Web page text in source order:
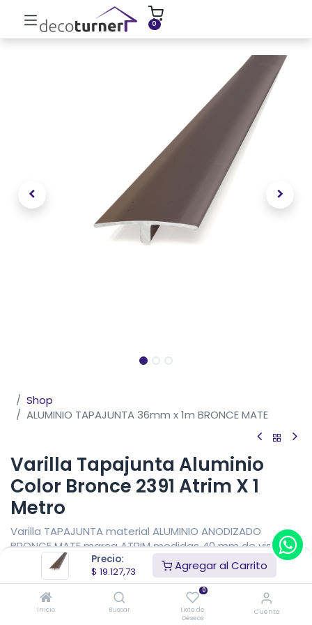
Precio:
$ 19.127,73 Agregar al Carrito
Inicio Buscar
0
Lista de
Deseos
Cuenta
0
Shop
ALUMINIO TAPAJUNTA 36mm x 1m BRONCE MATE
Varilla Tapajunta Aluminio
Color Bronce 2391 Atrim X 1
Metro
Varilla TAPAJUNTA material ALUMINIO ANODIZADO
BRONCE MATE marca ATRIM medidas 40 mm de vista x 8
mm de alto x 1 metro de largo.
$19.127,73 IVA Incluido
Precio sin impuestos nacionales 15.808,04